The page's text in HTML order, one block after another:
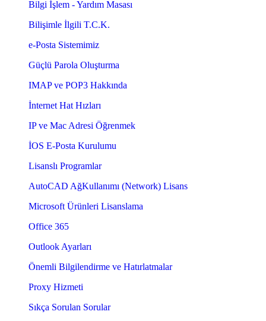
Bilgi İşlem - Yardım Masası
Bilişimle İlgili T.C.K.
e-Posta Sistemimiz
Güçlü Parola Oluşturma
IMAP ve POP3 Hakkında
İnternet Hat Hızları
IP ve Mac Adresi Öğrenmek
İOS E-Posta Kurulumu
Lisanslı Programlar
AutoCAD AğKullanımı (Network) Lisans
Microsoft Ürünleri Lisanslama
Office 365
Outlook Ayarları
Önemli Bilgilendirme ve Hatırlatmalar
Proxy Hizmeti
Sıkça Sorulan Sorular